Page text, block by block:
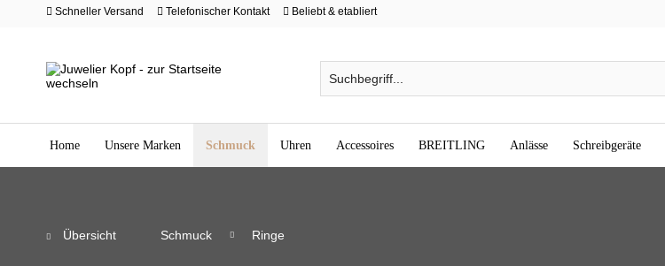
Schneller Versand Telefonischer Kontakt Beliebt & etabliert
Home Unsere Marken Schmuck Uhren Accessoires BREITLING Anlässe Schreibgeräte
Übersicht Schmuck Ringe